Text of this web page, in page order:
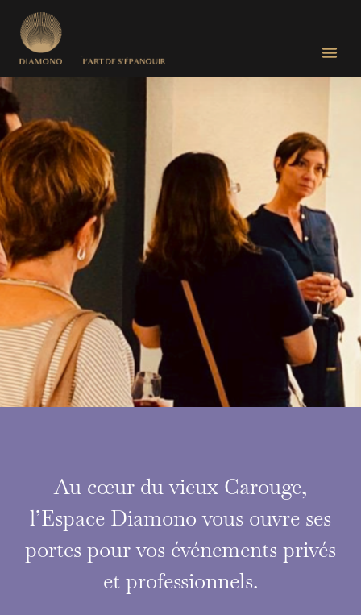
ORGANISEZ
VOTRE
ÉVÉNEMENT
DANS UN LIEU
Au cœur du vieux Carouge,
l’Espace Diamono vous ouvre ses
portes pour vos événements privés
et professionnels.